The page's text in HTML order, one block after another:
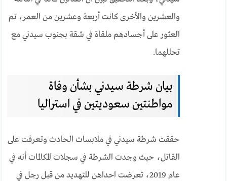
والعشرين والأخرى كانت أربعة وعشرين من العمر، تم
العثور على أجسادهم ملقاة في شقة بجنوب سيدني مع
تحللهما.
بيان شرطة سيدني بشأن وفاة
مواطنتين سعوديتين في استراليا
حققت شرطة سيدني في ملابسات الحادث وتعرفت على
القاتل، حيث وجدت الشرطة في سجلات المكالمات أنه في
عام 2019، تعرضت احداهن للتهديد من قبل رجل في